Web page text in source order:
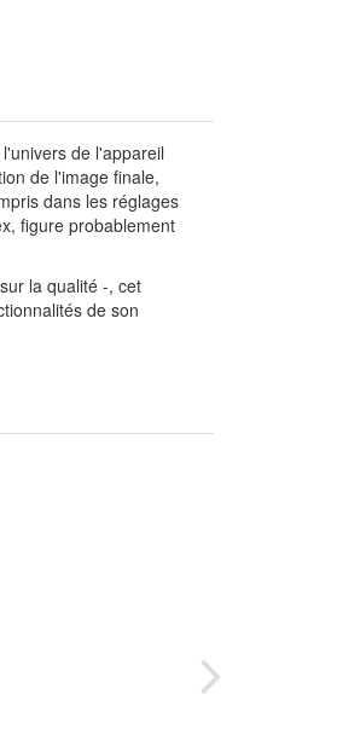
de l'appareil
de l'image finale,
dans les réglages
figure probablement
la qualité -, cet
de son